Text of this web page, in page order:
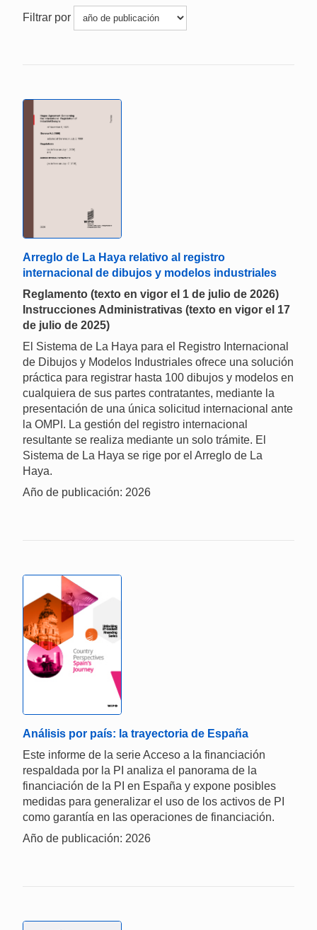
Filtrar por
Arreglo de La Haya relativo al registro
internacional de dibujos y modelos industriales
Reglamento (texto en vigor el 1 de julio de 2026)
Instrucciones Administrativas (texto en vigor el 17
de julio de 2025)
El Sistema de La Haya para el Registro Internacional
de Dibujos y Modelos Industriales ofrece una solución
práctica para registrar hasta 100 dibujos y modelos en
cualquiera de sus partes contratantes, mediante la
presentación de una única solicitud internacional ante
la OMPI. La gestión del registro internacional
resultante se realiza mediante un solo trámite. El
Sistema de La Haya se rige por el Arreglo de La
Haya.
Año de publicación: 2026
Análisis por país: la trayectoria de España
Este informe de la serie Acceso a la financiación
respaldada por la PI analiza el panorama de la
financiación de la PI en España y expone posibles
medidas para generalizar el uso de los activos de PI
como garantía en las operaciones de financiación.
Año de publicación: 2026